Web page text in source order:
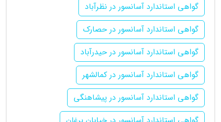
گواهی استاندارد آسانسور در نظرآباد
گواهی استاندارد آسانسور در حصارک
گواهی استاندارد آسانسور در حیدرآباد
گواهی استاندارد آسانسور در کمالشهر
گواهی استاندارد آسانسور در پیشاهنگی